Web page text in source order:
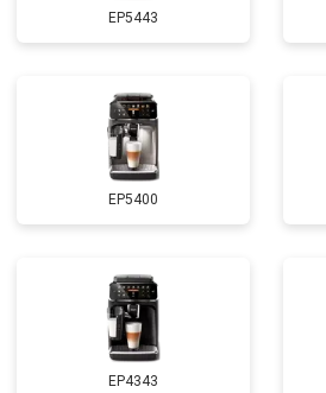
EP5443
EP5400
EP4343